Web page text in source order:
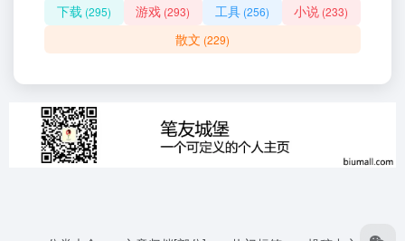
下载 (295) 游戏 (293) 工具(256) 小说 (233)
散文 (229)